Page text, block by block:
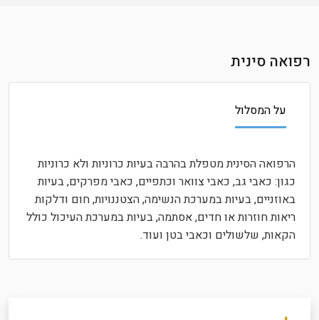
רפואה סינית
על המסלול
הרפואה הסינית מטפלת בהרבה בעיות כרוניות ולא כרוניות
כגון: כאבי גב, כאבי צוואר וכתפיים, כאבי מפרקים, בעיות
באוזניים, בעיות במערכת הנשימה, הצטננויות, חום ודלקות
ריאות חוזרות או חדים, אסתמה, בעיות במערכת העיכול כולל
הקאות, שלשולים וכאבי בטן ועוד.